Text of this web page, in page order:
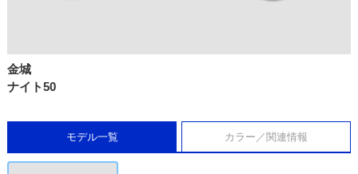
金城
ナイト50
モデル一覧 カラー／関連情報